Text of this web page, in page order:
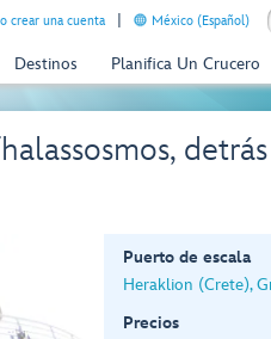
crear una cuenta México (Español)
Destinos Planifica Un Crucero
Puerto de escala
Heraklion (Crete),
Precios